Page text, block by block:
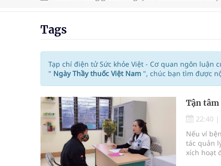
TP.HCM: Ra mắt Câu lạc bộ Thầy Thuốc Trẻ
Tầm soát sớm ung thư vú giúp cứu sống hàng
Triển khai đồng bộ các giải pháp quản lý chất
Cách âm nhạc trị liệu được “đo ni đóng giày”
Dự báo thời tiết ngày 08/8/2026: Bắc Bộ nắng
Tags
Tạp chí điện tử Sức khỏe Việt - Cơ quan ngôn luận
" Ngày Thầy thuốc Việt Nam ", chúc bạn tìm được
Tận
22:40 |
Nếu ví
tác quản
xích hoạt